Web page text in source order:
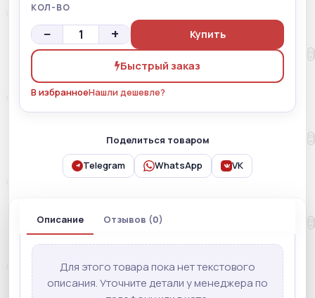
КОЛ-ВО
− + Купить
Быстрый заказ
В избранноеНашли дешевле?
Поделиться товаром
Telegram WhatsApp VK
Описание Отзывов (0)
Для этого товара пока нет текстового
описания. Уточните детали у менеджера по